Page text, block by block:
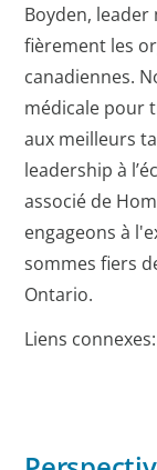
Boyden,
fièrement les
canadiennes.
médicale pour
aux meilleurs
leadership à
associé de
engageons à
sommes fiers
Ontario.
Liens connexes: